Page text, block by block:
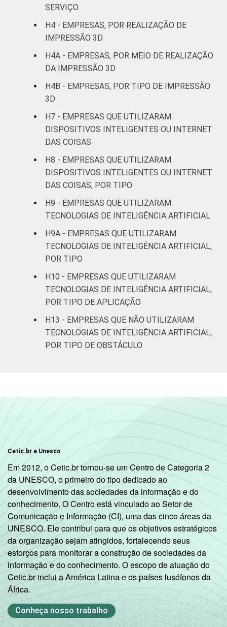
imobiliárias,
atividades
científicas e
técnicas,
atividades
complementares
esporte e
recreação,
outras
serviços
14 25
Fonte: CGI.br/NIC.br, Centro Regional de
Estudos para o Desenvolvimento da
Sociedade da Informação (Cetic.br),
Informação e comunicação nas empresas
brasileiras - TIC Empresas 2023.
¹Este indicador foi coletado somente entre
as empresas que possuem área ou
departamento de TI. Para fins de divulgação,
são apresentados os resultados pelo total
SERVIÇO
H4 - EMPRESAS, POR REALIZAÇÃO DE
IMPRESSÃO 3D
H4A - EMPRESAS, POR MEIO DE REALIZAÇÃO
DA IMPRESSÃO 3D
H4B - EMPRESAS, POR TIPO DE IMPRESSÃO
3D
H7 - EMPRESAS QUE UTILIZARAM
DISPOSITIVOS INTELIGENTES OU INTERNET
DAS COISAS
H8 - EMPRESAS QUE UTILIZARAM
DISPOSITIVOS INTELIGENTES OU INTERNET
DAS COISAS, POR TIPO
H9 - EMPRESAS QUE UTILIZARAM
TECNOLOGIAS DE INTELIGÊNCIA ARTIFICIAL
H9A - EMPRESAS QUE UTILIZARAM
TECNOLOGIAS DE INTELIGÊNCIA ARTIFICIAL,
POR TIPO
H10 - EMPRESAS QUE UTILIZARAM
TECNOLOGIAS DE INTELIGÊNCIA ARTIFICIAL,
POR TIPO DE APLICAÇÃO
H13 - EMPRESAS QUE NÃO UTILIZARAM
TECNOLOGIAS DE INTELIGÊNCIA ARTIFICIAL,
POR TIPO DE OBSTÁCULO
Cetic.br e Unesco
Em 2012, o Cetic.br tornou-se um Centro de Categoria 2
da UNESCO, o primeiro do tipo dedicado ao
desenvolvimento das sociedades da informação e do
conhecimento. O Centro está vinculado ao Setor de
Comunicação e Informação (CI), uma das cinco áreas da
UNESCO. Ele contribui para que os objetivos estratégicos
da organização sejam atingidos, fortalecendo seus
esforços para monitorar a construção de sociedades da
informação e do conhecimento. O escopo de atuação do
Cetic.br inclui a América Latina e os países lusófonos da
África.
Conheça nosso trabalho